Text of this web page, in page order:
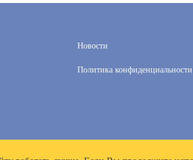
Новости
Политика конфиденциальности